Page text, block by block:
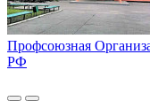
Профсоюзная
РФ